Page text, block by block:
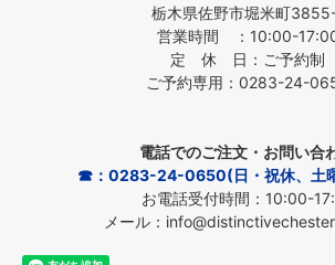
栃木県佐野市堀米町
営業時間 ：10:00-
定 休 日：ご予約制
ご予約専用：0283-24-
電話でのご注文・お問い合
☎：0283-24-0650(日・祝休、土曜
お電話受付時間：10:00-
メール：